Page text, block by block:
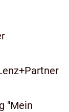
"Mein